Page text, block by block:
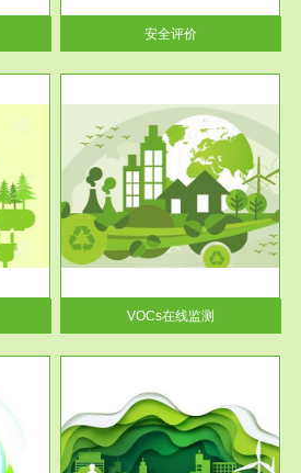
安全评价
染防
气净化
VOCs在线监测